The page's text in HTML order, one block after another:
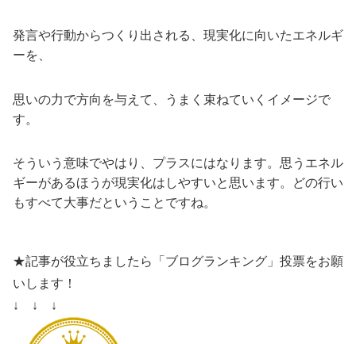
発言や行動からつくり出される、現実化に向いたエネルギ
ーを、
思いの力で方向を与えて、うまく束ねていくイメージで
す。
そういう意味でやはり、プラスにはなります。思うエネル
ギーがあるほうが現実化はしやすいと思います。どの行い
もすべて大事だということですね。
★記事が役立ちましたら「ブログランキング」投票をお願
いします！
↓ ↓ ↓